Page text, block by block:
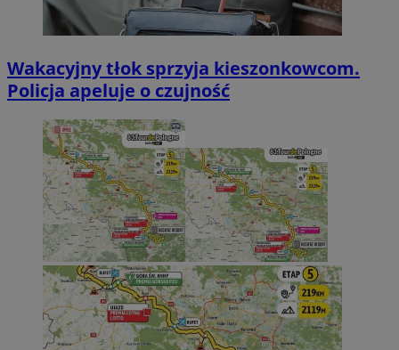
Wakacyjny tłok sprzyja kieszonkowcom.
Policja apeluje o czujność